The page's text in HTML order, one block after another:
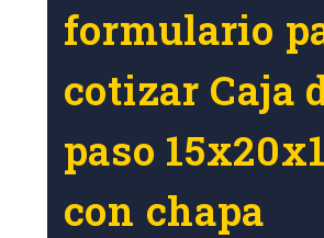
formulario
cotizar Caja
paso
con chapa